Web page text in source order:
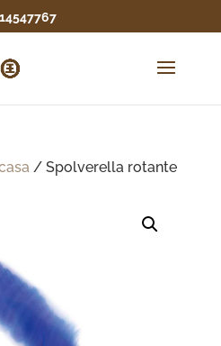
/ Spolverella rotante